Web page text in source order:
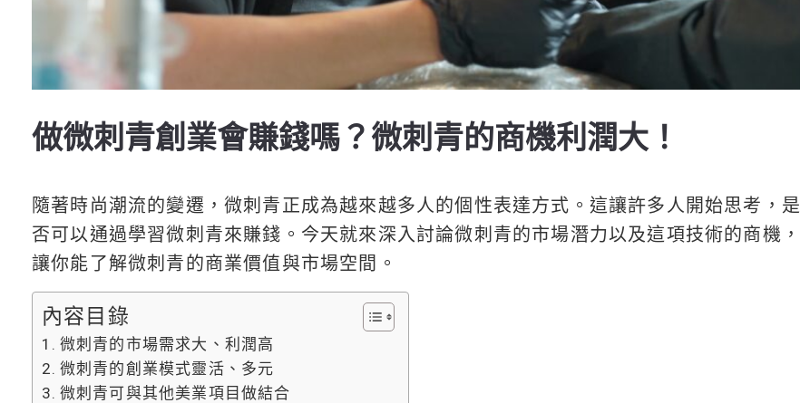
做微刺青創業會賺錢嗎？微刺青的商機利潤大！
隨著時尚潮流的變遷，微刺青正成為越來越多人的個性表達方式。這讓許多人開始思考，是
否可以通過學習微刺青來賺錢。今天就來深入討論微刺青的市場潛力以及這項技術的商機，
讓你能了解微刺青的商業價值與市場空間。
內容目錄
微刺青的市場需求大、利潤高
微刺青的創業模式靈活、多元
微刺青可與其他美業項目做結合